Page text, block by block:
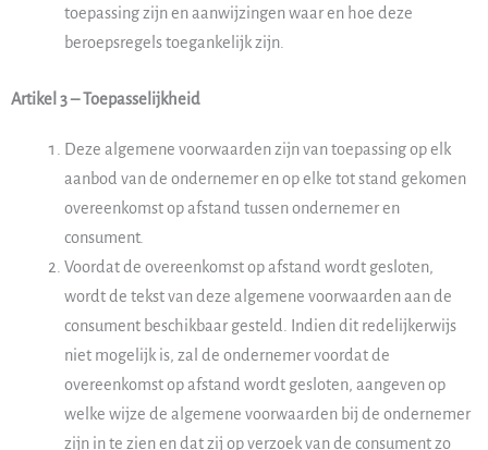
toepassing zijn en aanwijzingen waar en hoe deze
beroepsregels toegankelijk zijn.
Artikel 3 – Toepasselijkheid
Deze algemene voorwaarden zijn van toepassing op elk
aanbod van de ondernemer en op elke tot stand gekomen
overeenkomst op afstand tussen ondernemer en
consument.
Voordat de overeenkomst op afstand wordt gesloten,
wordt de tekst van deze algemene voorwaarden aan de
consument beschikbaar gesteld. Indien dit redelijkerwijs
niet mogelijk is, zal de ondernemer voordat de
overeenkomst op afstand wordt gesloten, aangeven op
welke wijze de algemene voorwaarden bij de ondernemer
zijn in te zien en dat zij op verzoek van de consument zo